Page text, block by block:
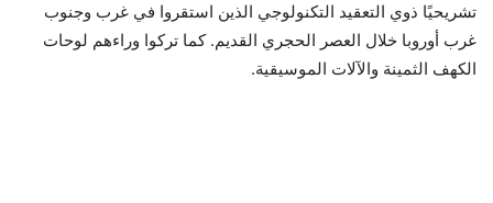
تشريحيًا ذوي التعقيد التكنولوجي الذين استقروا في غرب وجنوب
غرب أوروبا خلال العصر الحجري القديم. كما تركوا وراءهم لوحات
الكهف الثمينة والآلات الموسيقية.